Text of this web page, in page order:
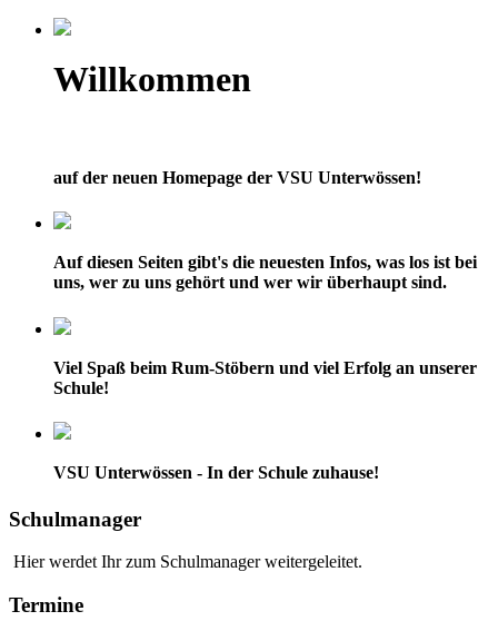
Willkommen
auf der neuen Homepage der VSU Unterwössen!
Auf diesen Seiten gibt's die neuesten Infos, was los ist bei
uns, wer zu uns gehört und wer wir überhaupt sind.
Viel Spaß beim Rum-Stöbern und viel Erfolg an unserer
Schule!
VSU Unterwössen - In der Schule zuhause!
Schulmanager
Hier werdet Ihr zum Schulmanager weitergeleitet.
Termine